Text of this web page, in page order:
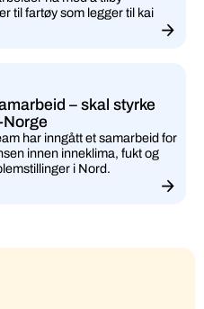
til fartøy som legger til kai
– skal styrke
har inngått et samarbeid for
innen inneklima, fukt og
i Nord.